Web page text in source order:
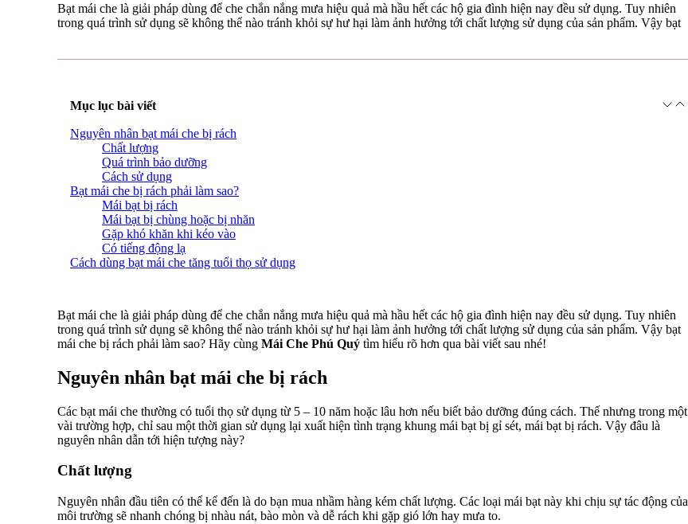
Bạt mái che là giải pháp dùng để che chắn nắng mưa hiệu quả mà hầu hết các hộ gia đình hiện nay đều sử dụng. Tuy nhiên
trong quá trình sử dụng sẽ không thể nào tránh khỏi sự hư hại làm ảnh hưởng tới chất lượng sử dụng của sản phẩm. Vậy bạt
Mục lục bài viết
Nguyên nhân bạt mái che bị rách
Chất lượng
Quá trình bảo dưỡng
Cách sử dụng
Bạt mái che bị rách phải làm sao?
Mái bạt bị rách
Mái bạt bị chùng hoặc bị nhăn
Gặp khó khăn khi kéo vào
Có tiếng động lạ
Cách dùng bạt mái che tăng tuổi thọ sử dụng
Bạt mái che là giải pháp dùng để che chắn nắng mưa hiệu quả mà hầu hết các hộ gia đình hiện nay đều sử dụng. Tuy nhiên
trong quá trình sử dụng sẽ không thể nào tránh khỏi sự hư hại làm ảnh hưởng tới chất lượng sử dụng của sản phẩm. Vậy bạt
mái che bị rách phải làm sao? Hãy cùng Mái Che Phú Quý tìm hiểu rõ hơn qua bài viết sau nhé!
Nguyên nhân bạt mái che bị rách
Các bạt mái che thường có tuổi thọ sử dụng từ 5 – 10 năm hoặc lâu hơn nếu biết bảo dưỡng đúng cách. Thế nhưng trong một
vài trường hợp, chỉ sau một thời gian sử dụng lại xuất hiện tình trạng khung mái bạt bị gỉ sét, mái bạt bị rách. Vậy đâu là
nguyên nhân dẫn tới hiện tượng này?
Chất lượng
Nguyên nhân đầu tiên có thể kể đến là do bạn mua nhầm hàng kém chất lượng. Các loại mái bạt này khi chịu sự tác động của
môi trường sẽ nhanh chóng bị nhàu nát, bào mòn và dễ rách khi gặp gió lớn hay mưa to.